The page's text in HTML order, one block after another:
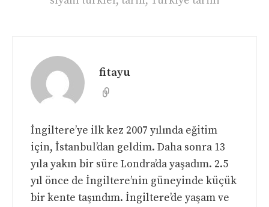
fitayu
İngiltere’ye ilk kez 2007 yılında eğitim
için, İstanbul’dan geldim. Daha sonra 13
yıla yakın bir süre Londra’da yaşadım. 2.5
yıl önce de İngiltere’nin güneyinde küçük
bir kente taşındım. İngiltere’de yaşam ve